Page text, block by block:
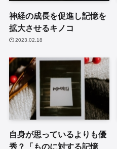
神経の成長を促進し記憶を
拡大させるキノコ
2023.02.18
自身が思っているよりも優
秀？「ものに対する記憶